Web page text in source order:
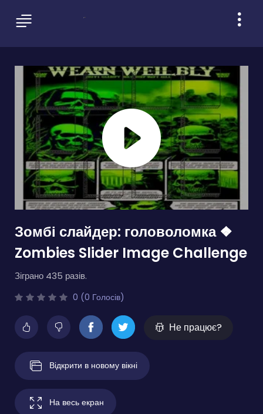
Зомбі слайдер: головоломка ❖
Zombies Slider Image Challenge
Зіграно 435 разів.
0 (0 Голосів)
Не працює?
Відкрити в новому вікні
На весь екран